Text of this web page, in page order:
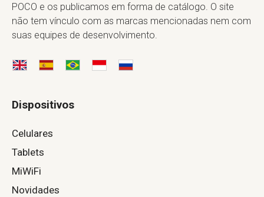
POCO e os publicamos em forma de catálogo. O site
não tem vínculo com as marcas mencionadas nem com
suas equipes de desenvolvimento.
Dispositivos
Celulares
Tablets
MiWiFi
Novidades